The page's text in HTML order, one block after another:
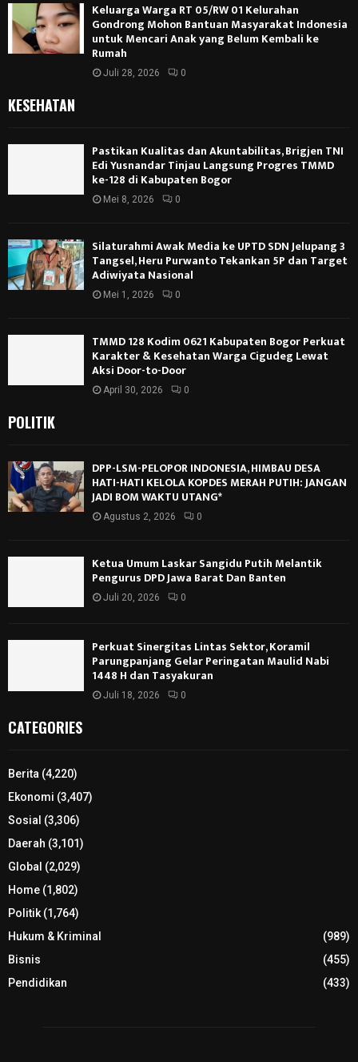
Keluarga Warga RT 05/RW 01 Kelurahan
Gondrong Mohon Bantuan Masyarakat Indonesia
untuk Mencari Anak yang Belum Kembali ke
Rumah
Juli 28, 2026 0
KESEHATAN
Pastikan Kualitas dan Akuntabilitas, Brigjen TNI
Edi Yusnandar Tinjau Langsung Progres TMMD
ke-128 di Kabupaten Bogor
Mei 8, 2026 0
Silaturahmi Awak Media ke UPTD SDN Jelupang 3
Tangsel, Heru Purwanto Tekankan 5P dan Target
Adiwiyata Nasional
Mei 1, 2026 0
TMMD 128 Kodim 0621 Kabupaten Bogor Perkuat
Karakter & Kesehatan Warga Cigudeg Lewat
Aksi Door-to-Door
April 30, 2026 0
POLITIK
DPP-LSM-PELOPOR INDONESIA, HIMBAU DESA
HATI-HATI KELOLA KOPDES MERAH PUTIH: JANGAN
JADI BOM WAKTU UTANG*
Agustus 2, 2026 0
Ketua Umum Laskar Sangidu Putih Melantik
Pengurus DPD Jawa Barat Dan Banten
Juli 20, 2026 0
Perkuat Sinergitas Lintas Sektor, Koramil
Parungpanjang Gelar Peringatan Maulid Nabi
1448 H dan Tasyakuran
Juli 18, 2026 0
CATEGORIES
Berita (4,220)
Ekonomi (3,407)
Sosial (3,306)
Daerah (3,101)
Global (2,029)
Home (1,802)
Politik(1,764)
Hukum & Kriminal
(989)
Bisnis
(455)
Pendidikan
(433)